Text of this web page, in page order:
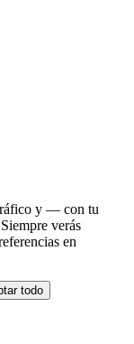
y — con tu
verás
en
todo